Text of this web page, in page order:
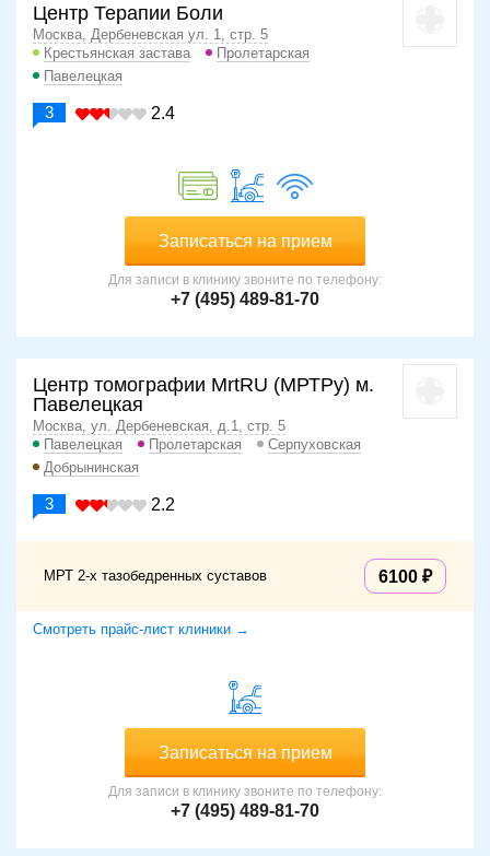
Центр Терапии Боли
Москва, Дербеневская ул. 1, стр. 5
Крестьянская застава
Пролетарская
Павелецкая
3 2.4
Записаться на прием
Для записи в клинику звоните по телефону:
+7 (495) 489-81-70
Центр томографии MrtRU (МРТРу) м.
Павелецкая
Москва, ул. Дербеневская, д.1, стр. 5
Павелецкая
Пролетарская
Серпуховская
Добрынинская
3 2.2
МРТ 2-х тазобедренных суставов 6100
Смотреть прайс-лист клиники →
Записаться на прием
Для записи в клинику звоните по телефону:
+7 (495) 489-81-70